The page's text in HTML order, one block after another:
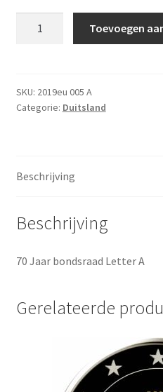
2019
A
Toevoegen
SKU: 2019eu 005 A
Categorie: Duitsland
Beschrijving
Beschrijving
70 Jaar bondsraad Letter A
Gerelateerde